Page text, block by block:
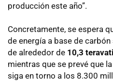
producción este año”.
Concretamente, se espera
de energía a base de
de alrededor de 10,3
mientras que se prevé que
siga en torno a los 8.300